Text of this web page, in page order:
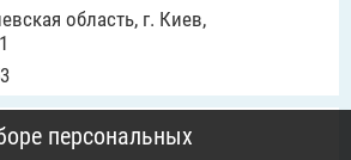
область, г. Киев,
персональных